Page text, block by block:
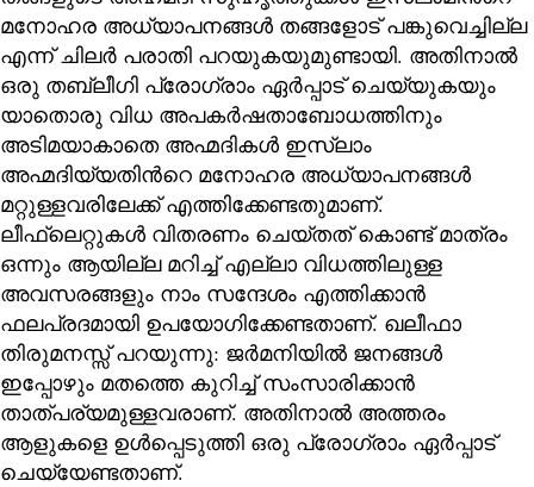
മനോഹര അധ്യാപനങ്ങൾ തങ്ങളോട് പങ്കുവെച്ചില്ല
എന്ന് ചിലർ പരാതി പറയുകയുമുണ്ടായി. അതിനാൽ
ഒരു തബ്‌ലീഗി പ്രോഗ്രാം ഏർപ്പാട് ചെയ്യുകയും
യാതൊരു വിധ അപകര്‍ഷതാബോധത്തിനും
അടിമയാകാതെ അഹ്മദികൾ ഇസ്‌ലാം
അഹ്മദിയ്യതിന്‍റെ മനോഹര അധ്യാപനങ്ങൾ
മറ്റുള്ളവരിലേക്ക് എത്തിക്കേണ്ടതുമാണ്.
ലീഫ്‌ലെറ്റുകൾ വിതരണം ചെയ്തത് കൊണ്ട് മാത്രം
ഒന്നും ആയില്ല മറിച്ച് എല്ലാ വിധത്തിലുള്ള
അവസരങ്ങളും നാം സന്ദേശം എത്തിക്കാൻ
ഫലപ്രദമായി ഉപയോഗിക്കേണ്ടതാണ്. ഖലീഫാ
തിരുമനസ്സ് പറയുന്നു: ജർമനിയിൽ ജനങ്ങൾ
ഇപ്പോഴും മതത്തെ കുറിച്ച് സംസാരിക്കാൻ
താത്പര്യമുള്ളവരാണ്. അതിനാൽ അത്തരം
ആളുകളെ ഉൾപ്പെടുത്തി ഒരു പ്രോഗ്രാം ഏർപ്പാട്
ചെയ്യേണ്ടതാണ്.